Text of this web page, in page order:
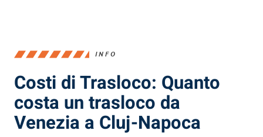
INFO
Costi di Trasloco: Quanto
costa un trasloco da
Venezia a Cluj-Napoca